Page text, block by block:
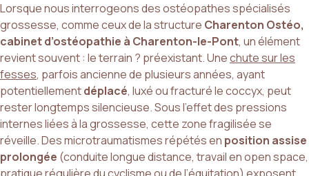
Lorsque nous interrogeons des ostéopathes spécialisés
grossesse, comme ceux de la structure Charenton Ostéo,
cabinet d’ostéopathie à Charenton-le-Pont, un élément
revient souvent : le terrain ? préexistant. Unechute sur les
fesses, parfois ancienne de plusieurs années, ayant
potentiellementdéplacé, luxé ou fracturé le coccyx, peut
rester longtemps silencieuse. Sous l’effet des pressions
internes liées à la grossesse, cette zone fragilisée se
réveille. Des microtraumatismes répétés en position assise
prolongée (conduite longue distance, travail en open space,